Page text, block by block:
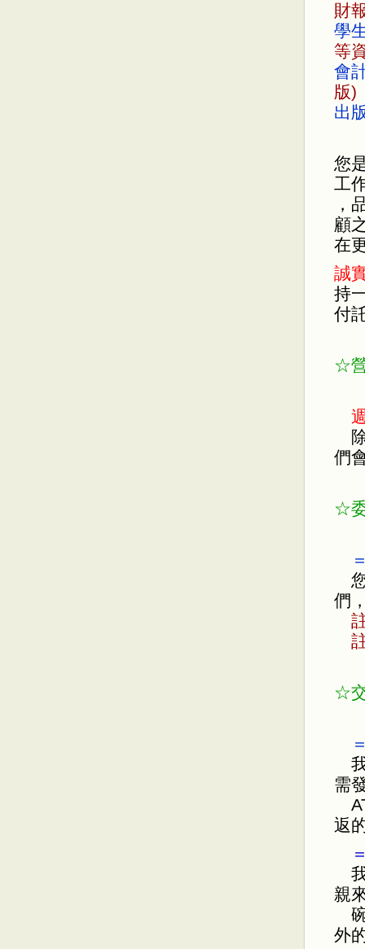
財
學
等
會
版)
出
您
工
，
顧
在
誠
持
付
☆
除
們
☆
＝
您
們
註
☆
我
需
返
＝
我
親
碗
外